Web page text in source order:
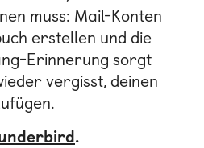
muss: Mail-Konten
erstellen und die
Erinnerung sorgt
vergisst, deinen
.